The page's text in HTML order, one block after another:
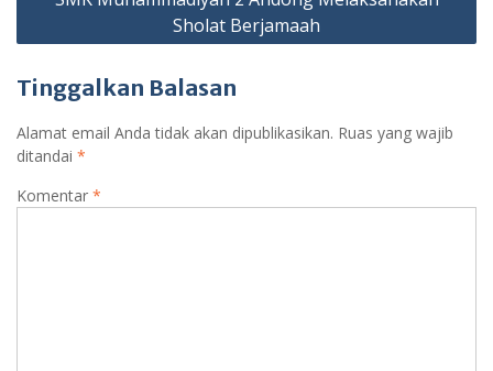
Sholat Berjamaah
Tinggalkan Balasan
Alamat email Anda tidak akan dipublikasikan. Ruas yang wajib
ditandai *
Komentar *